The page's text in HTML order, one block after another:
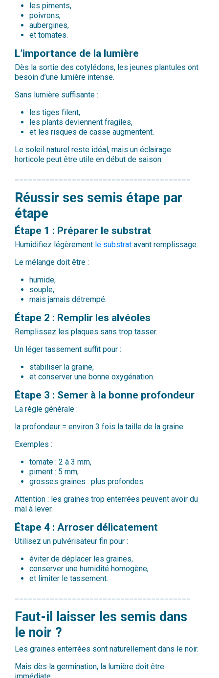
les piments,
poivrons,
aubergines,
et tomates.
L’importance de la lumière
Dès la sortie des cotylédons, les jeunes plantules ont
besoin d’une lumière intense.
Sans lumière suffisante :
les tiges filent,
les plants deviennent fragiles,
et les risques de casse augmentent.
Le soleil naturel reste idéal, mais un éclairage
horticole peut être utile en début de saison.
Réussir ses semis étape par
étape
Étape 1 : Préparer le substrat
Humidifiez légèrement le substrat avant remplissage.
Le mélange doit être :
humide,
souple,
mais jamais détrempé.
Étape 2 : Remplir les alvéoles
Remplissez les plaques sans trop tasser.
Un léger tassement suffit pour :
stabiliser la graine,
et conserver une bonne oxygénation.
Étape 3 : Semer à la bonne profondeur
La règle générale :
la profondeur = environ 3 fois la taille de la graine.
Exemples :
tomate : 2 à 3 mm,
piment : 5 mm,
grosses graines : plus profondes.
Attention : les graines trop enterrées peuvent avoir du
mal à lever.
Étape 4 : Arroser délicatement
Utilisez un pulvérisateur fin pour :
éviter de déplacer les graines,
conserver une humidité homogène,
et limiter le tassement.
Faut-il laisser les semis dans
le noir ?
Les graines enterrées sont naturellement dans le noir.
Mais dès la germination, la lumière doit être